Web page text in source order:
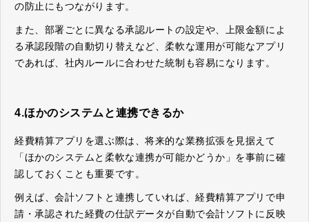
の防止にもつながります。
また、部署ごとに異なる承認ルートの設定や、上限金額によ
る承認段階の自動切り替えなど、柔軟な運用が可能なアプリ
であれば、社内ルールに合わせた統制も容易になります。
4.ほかのシステムと連携できるか
経費精算アプリを選ぶ際は、将来的な業務拡張を見据えて
「ほかのシステムと柔軟な連携が可能かどうか」を事前に確
認しておくことも重要です。
例えば、会計ソフトと連携していれば、経費精算アプリで申
請・承認された経費の仕訳データが自動で会計ソフトに反映